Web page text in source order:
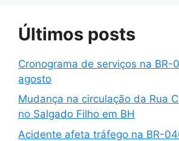
Últimos posts
Cronograma de serviços na BR-
agosto
Mudança na circulação da Rua
no Salgado Filho em BH
Acidente afeta tráfego na BR-